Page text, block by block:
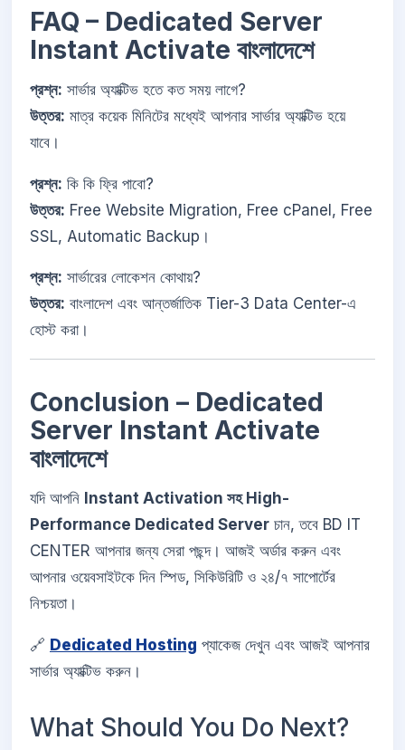
FAQ – Dedicated Server
Instant Activate বাংলাদেশে
প্রশ্ন: সার্ভার অ্যাক্টিভ হতে কত সময় লাগে?
উত্তর: মাত্র কয়েক মিনিটের মধ্যেই আপনার সার্ভার অ্যাক্টিভ হয়ে
যাবে।
প্রশ্ন: কি কি ফ্রি পাবো?
উত্তর: Free Website Migration, Free cPanel, Free
SSL, Automatic Backup।
প্রশ্ন: সার্ভারের লোকেশন কোথায়?
উত্তর: বাংলাদেশ এবং আন্তর্জাতিক Tier-3 Data Center-এ
হোস্ট করা।
Conclusion – Dedicated
Server Instant Activate
বাংলাদেশে
যদি আপনি Instant Activation সহ High-
Performance Dedicated Server চান, তবে BD IT
CENTER আপনার জন্য সেরা পছন্দ। আজই অর্ডার করুন এবং
আপনার ওয়েবসাইটকে দিন স্পিড, সিকিউরিটি ও ২৪/৭ সাপোর্টের
নিশ্চয়তা।
🔗 Dedicated Hosting প্যাকেজ দেখুন এবং আজই আপনার
সার্ভার অ্যাক্টিভ করুন।
What Should You Do Next?